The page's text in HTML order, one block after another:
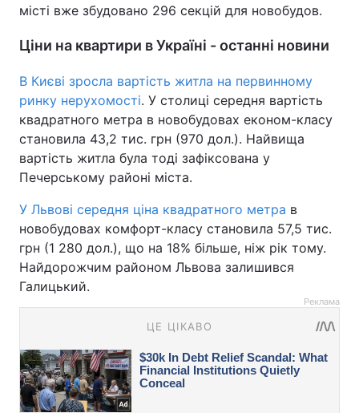
місті вже збудовано 296 секцій для новобудов.
Ціни на квартири в Україні - останні новини
В Києві зросла вартість житла на первинному
ринку нерухомості. У столиці середня вартість
квадратного метра в новобудовах економ-класу
становила 43,2 тис. грн (970 дол.). Найвища
вартість житла була тоді зафіксована у
Печерському районі міста.
У Львові середня ціна квадратного метра в
новобудовах комфорт-класу становила 57,5 тис.
грн (1 280 дол.), що на 18% більше, ніж рік тому.
Найдорожчим районом Львова залишився
Галицький.
Реклама